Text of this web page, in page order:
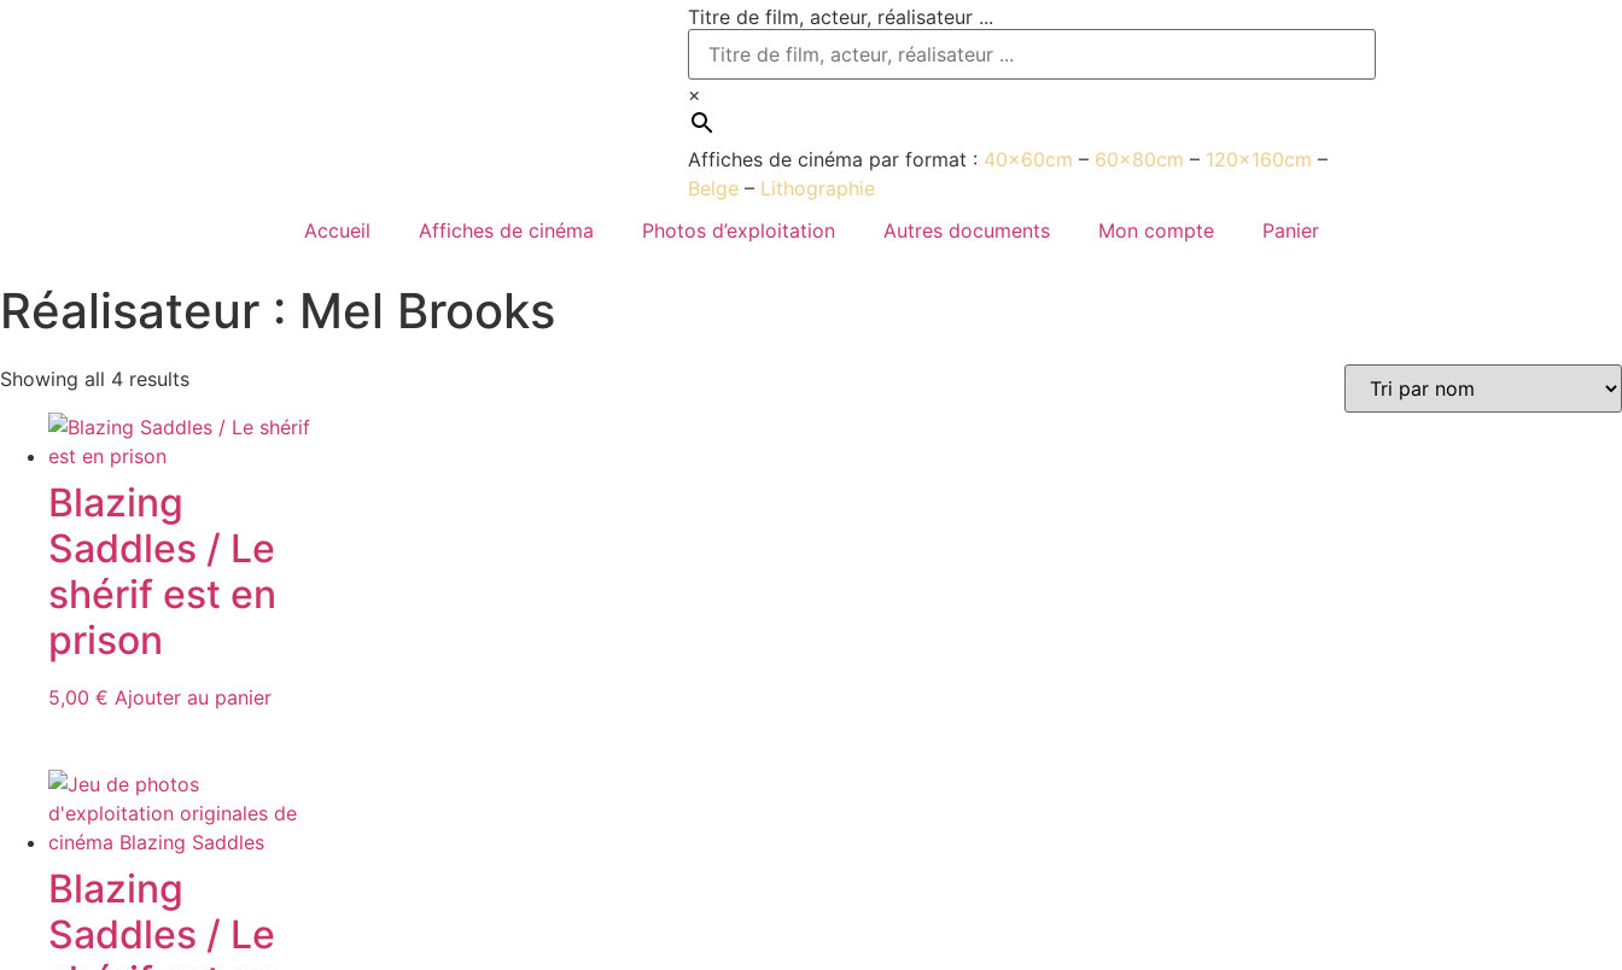
Titre de film, acteur, réalisateur ...
×
Affiches de cinéma par format : 40x60cm – 60x80cm – 120x160cm –
Belge – Lithographie
Accueil
Affiches de cinéma Photos d’exploitation Autres documents Mon compte Panier
Réalisateur : Mel Brooks
Showing all 4 results
Blazing
Saddles / Le
shérif est en
prison
5,00 € Ajouter au panier
Blazing
Saddles / Le